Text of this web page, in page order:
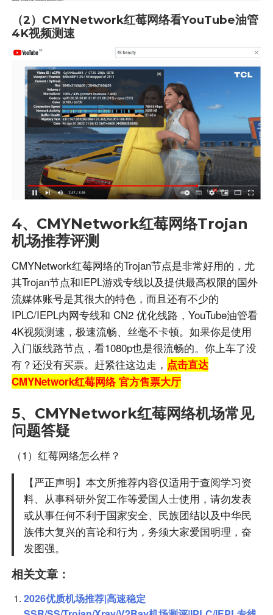
（2）CMYNetwork红莓网络看YouTube油管
4K视频测速
4、CMYNetwork红莓网络Trojan
机场推荐评测
CMYNetwork红莓网络的Trojan节点是非常好用的，尤
其Trojan节点和IEPL游戏专线以及提供最高权限的国外
流媒体账号是其很大的特色，而且还有不少的
IPLC/IEPL内网专线和 CN2 优化线路，YouTube油管看
4K视频测速，极速流畅、丝毫不卡顿。如果你是使用
入门版线路节点，看1080p也是很流畅的。你上车了没
有？还没有买票。赶紧往这边走， 点击直达
CMYNetwork红莓网络 官方售票大厅
5、CMYNetwork红莓网络机场常见
问题答疑
（1）红莓网络怎么样？
【严正声明】本文所推荐内容仅适用于查阅学习资
料、从事科研外贸工作等爱国人士使用，请勿发表
或从事任何不利于国家安全、民族团结以及中华民
族伟大复兴的言论和行为，务须大家爱国明理，奋
发图强。
相关文章：
2026优质机场推荐|高速稳定